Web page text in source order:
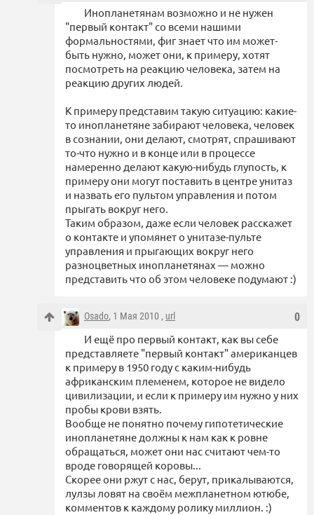
Инопланетянам возможно и не нужен
"первый контакт" со всеми нашими
формальностями, фиг знает что им может-
быть нужно, может они, к примеру, хотят
посмотреть на реакцию человека, затем на
реакцию других людей.
К примеру представим такую ситуацию: какие-
то инопланетяне забирают человека, человек
в сознании, они делают, смотрят, спрашивают
то-что нужно и в конце или в процессе
намеренно делают какую-нибудь глупость, к
примеру они могут поставить в центре унитаз
и назвать его пультом управления и потом
прыгать вокруг него.
Таким образом, даже если человек расскажет
о контакте и упомянет о унитазе-пульте
управления и прыгающих вокруг него
разноцветных инопланетянах — можно
представить что об этом человеке подумают :)
0
Osado, 1 Мая 2010 , url
И ещё про первый контакт, как вы себе
представляете "первый контакт" американцев
к примеру в 1950 году с каким-нибудь
африканским племенем, которое не видело
цивилизации, и если к примеру им нужно у них
пробы крови взять.
Вообще не понятно почему гипотетические
инопланетяне должны к нам как к ровне
обращаться, может они нас считают чем-то
вроде говорящей коровы...
Скорее они ржут с нас, берут, прикалываются,
лулзы ловят на своём межпланетном ютюбе,
комментов к каждому ролику миллион. :)